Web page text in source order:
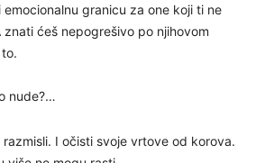
granicu za one koji ti ne
ćeš nepogrešivo po njihovom
nude?…
I očisti svoje vrtove od korova.